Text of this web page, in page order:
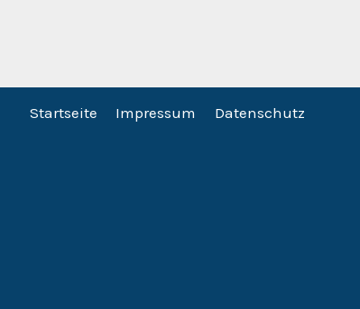
Startseite Impressum Datenschutz